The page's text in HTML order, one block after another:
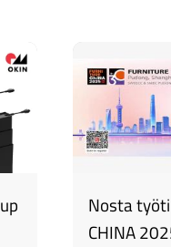
Nosta
CHINA